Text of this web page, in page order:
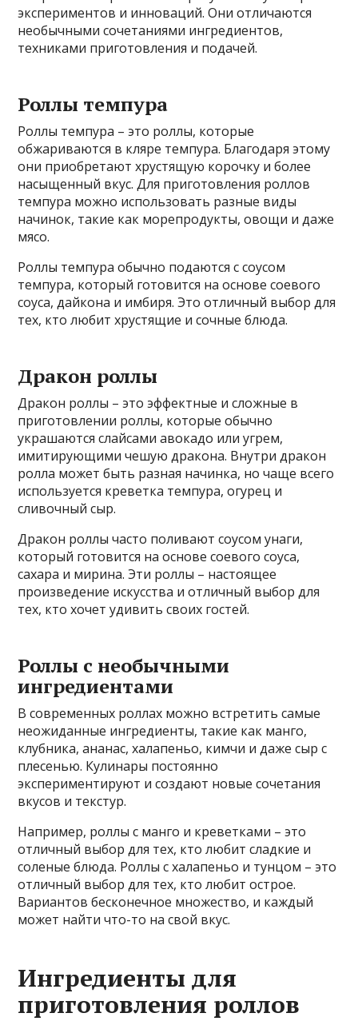
экспериментов и инноваций. Они отличаются
необычными сочетаниями ингредиентов,
техниками приготовления и подачей.
Роллы темпура
Роллы темпура – это роллы, которые
обжариваются в кляре темпура. Благодаря этому
они приобретают хрустящую корочку и более
насыщенный вкус. Для приготовления роллов
темпура можно использовать разные виды
начинок, такие как морепродукты, овощи и даже
мясо.
Роллы темпура обычно подаются с соусом
темпура, который готовится на основе соевого
соуса, дайкона и имбиря. Это отличный выбор для
тех, кто любит хрустящие и сочные блюда.
Дракон роллы
Дракон роллы – это эффектные и сложные в
приготовлении роллы, которые обычно
украшаются слайсами авокадо или угрем,
имитирующими чешую дракона. Внутри дракон
ролла может быть разная начинка, но чаще всего
используется креветка темпура, огурец и
сливочный сыр.
Дракон роллы часто поливают соусом унаги,
который готовится на основе соевого соуса,
сахара и мирина. Эти роллы – настоящее
произведение искусства и отличный выбор для
тех, кто хочет удивить своих гостей.
Роллы с необычными
ингредиентами
В современных роллах можно встретить самые
неожиданные ингредиенты, такие как манго,
клубника, ананас, халапеньо, кимчи и даже сыр с
плесенью. Кулинары постоянно
экспериментируют и создают новые сочетания
вкусов и текстур.
Например, роллы с манго и креветками – это
отличный выбор для тех, кто любит сладкие и
соленые блюда. Роллы с халапеньо и тунцом – это
отличный выбор для тех, кто любит острое.
Вариантов бесконечное множество, и каждый
может найти что-то на свой вкус.
Ингредиенты для
приготовления роллов